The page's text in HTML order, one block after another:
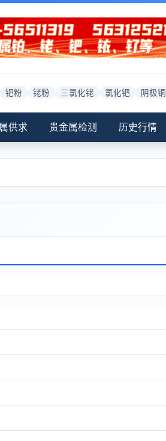
钯粉 铑粉 三氯化铑 氯化钯 阴极铜
供求 贵金属检测 历史行情